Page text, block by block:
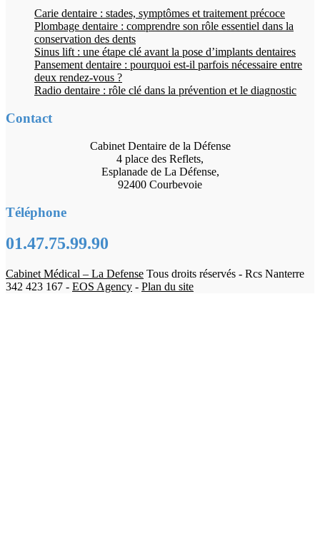
Carie dentaire : stades, symptômes et traitement précoce
Plombage dentaire : comprendre son rôle essentiel dans la
conservation des dents
Sinus lift : une étape clé avant la pose d’implants dentaires
Pansement dentaire : pourquoi est-il parfois nécessaire entre
deux rendez-vous ?
Radio dentaire : rôle clé dans la prévention et le diagnostic
Contact
Cabinet Dentaire de la Défense
4 place des Reflets,
Esplanade de La Défense,
92400 Courbevoie
Téléphone
01.47.75.99.90
Cabinet Médical – La Defense Tous droits réservés - Rcs Nanterre
342 423 167 - EOS Agency - Plan du site